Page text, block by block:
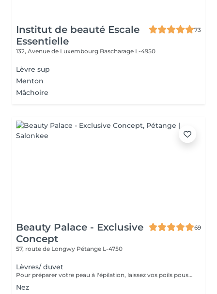
Institut de beauté Escale
Essentielle
73
132, Avenue de Luxembourg Bascharage L-4950
Lèvre sup
Menton
Mâchoire
Beauty Palace - Exclusive
Concept
69
57, route de Longwy Pétange L-4750
Lèvres/ duvet
Pour préparer votre peau à l'épilation, laissez vos poils pousser pendant au moins deux semaines après le dernier rasage pour assurer une longueur adéquate. Il est également recommandé, mais non indispensable, d'effectuer un gommage doux 24 heures avant la séance pour éliminer les cellules mortes et faciliter l'extraction des poils. Le jour de l'épilation, évitez d'appliquer des crèmes ou des huiles sur la zone concernée afin d'assurer une bonne adhérence de la cire. Enfin, protégez votre peau en évitant l'exposition au soleil ou les séances de bronzage, qui pourraient la rendre plus sensible et irritable.
Nez